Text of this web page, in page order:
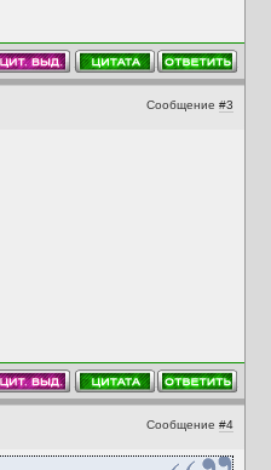
Сообщение #3
Сообщение #4